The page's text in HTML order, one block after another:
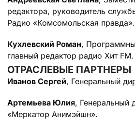
редактора, руководитель
Радио «Комсомольская правда».
Кухлевский Роман,
главный редактор радио Хит FM.
ОТРАСЛЕВЫЕ ПАРТНЕРЫ
Иванов Сергей, Генеральный
Артемьева Юлия, Генеральный
«Меркатор Анимэйшн».